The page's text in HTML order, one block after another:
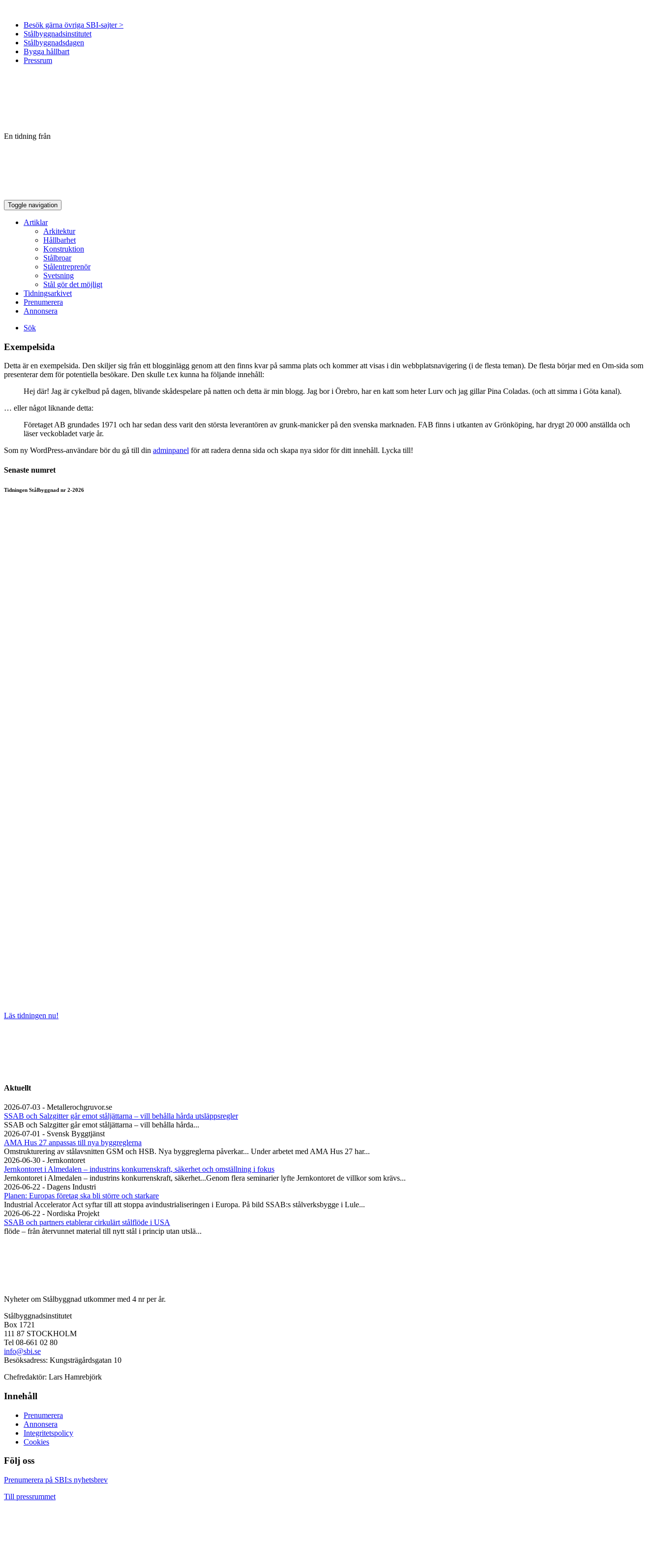
Besök gärna övriga SBI-sajter >
Stålbyggnadsinstitutet
Stålbyggnadsdagen
Bygga hållbart
Pressrum
En tidning från
Toggle navigation
Artiklar
Arkitektur
Hållbarhet
Konstruktion
Stålbroar
Stålentreprenör
Svetsning
Stål gör det möjligt
Tidningsarkivet
Prenumerera
Annonsera
Sök
Exempelsida
Detta är en exempelsida. Den skiljer sig från ett blogginlägg genom att den finns kvar på samma plats och kommer att visas i din webbplatsnavigering (i de flesta teman). De flesta börjar med en Om-sida som
presenterar dem för potentiella besökare. Den skulle t.ex kunna ha följande innehåll:
Hej där! Jag är cykelbud på dagen, blivande skådespelare på natten och detta är min blogg. Jag bor i Örebro, har en katt som heter Lurv och jag gillar Pina Coladas. (och att simma i Göta kanal).
… eller något liknande detta:
Företaget AB grundades 1971 och har sedan dess varit den största leverantören av grunk-manicker på den svenska marknaden. FAB finns i utkanten av Grönköping, har drygt 20 000 anställda och
läser veckobladet varje år.
Som ny WordPress-användare bör du gå till din adminpanel för att radera denna sida och skapa nya sidor för ditt innehåll. Lycka till!
Senaste numret
Tidningen Stålbyggnad nr 2-2026
Läs tidningen nu!
Aktuellt
2026-07-03 - Metallerochgruvor.se
SSAB och Salzgitter går emot ståljättarna – vill behålla hårda utsläppsregler
SSAB och Salzgitter går emot ståljättarna – vill behålla hårda...
2026-07-01 - Svensk Byggtjänst
AMA Hus 27 anpassas till nya byggreglerna
Omstrukturering av stålavsnitten GSM och HSB. Nya byggreglerna påverkar... Under arbetet med AMA Hus 27 har...
2026-06-30 - Jernkontoret
Jernkontoret i Almedalen – industrins konkurrenskraft, säkerhet och omställning i fokus
Jernkontoret i Almedalen – industrins konkurrenskraft, säkerhet...Genom flera seminarier lyfte Jernkontoret de villkor som krävs...
2026-06-22 - Dagens Industri
Planen: Europas företag ska bli större och starkare
Industrial Accelerator Act syftar till att stoppa avindustrialiseringen i Europa. På bild SSAB:s stålverksbygge i Lule...
2026-06-22 - Nordiska Projekt
SSAB och partners etablerar cirkulärt stålflöde i USA
flöde – från återvunnet material till nytt stål i princip utan utslä...
Nyheter om Stålbyggnad utkommer med 4 nr per år.
Stålbyggnadsinstitutet
Box 1721
111 87 STOCKHOLM
Tel 08-661 02 80
info@sbi.se
Besöksadress: Kungsträgårdsgatan 10
Chefredaktör: Lars Hamrebjörk
Innehåll
Prenumerera
Annonsera
Integritetspolicy
Cookies
Följ oss
Facebook
LinkedIn
YouTube
Prenumerera på SBI:s nyhetsbrev
Till pressrummet